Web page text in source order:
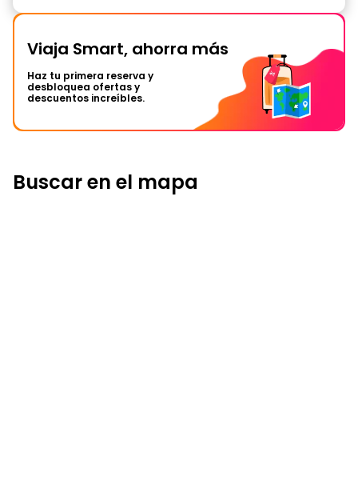
Viaja Smart, ahorra más
Haz tu primera reserva y
desbloquea ofertas y
descuentos increíbles.
Buscar en el mapa